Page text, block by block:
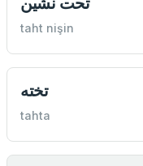
taht nişin
تخته
tahta